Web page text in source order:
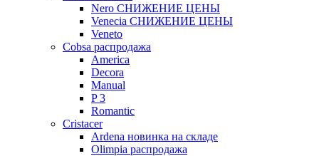
Nero СНИЖЕНИЕ ЦЕНЫ
Venecia СНИЖЕНИЕ ЦЕНЫ
Veneto
Cobsa распродажа
America
Decora
Manual
P 3
Romantic
Cristacer
Ardena новинка на складе
Olimpia распродажа